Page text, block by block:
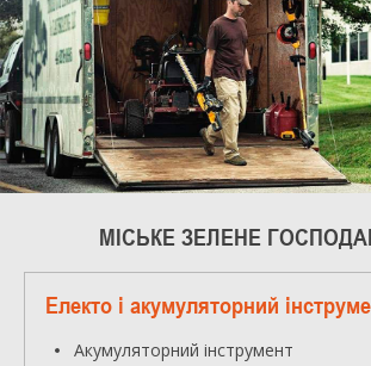
МІСЬКЕ ЗЕЛЕНЕ
Електо і акумуляторний
Акумуляторний інструмент